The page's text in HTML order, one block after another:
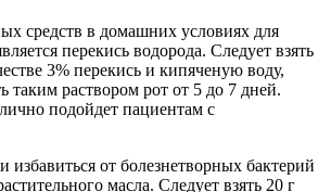
средств в домашних условиях для
перекись водорода. Следует взять
3% перекись и кипяченую воду,
таким раствором рот от 5 до 7 дней.
подойдет пациентам с
от болезнетворных бактерий
масла. Следует взять 20 г